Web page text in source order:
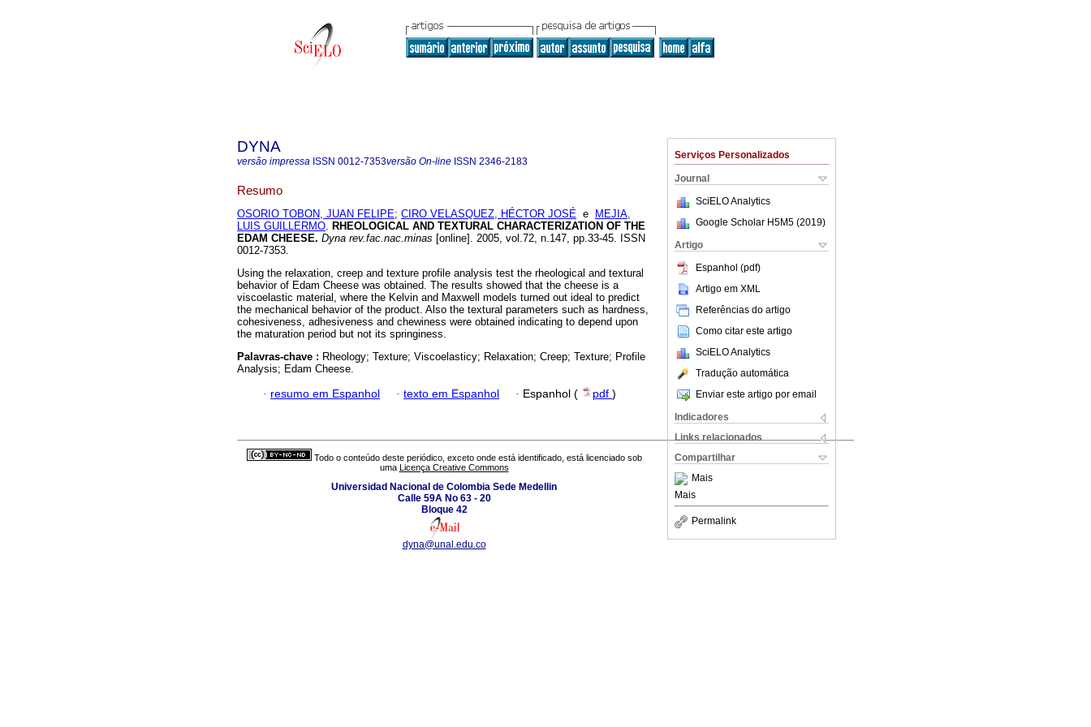
Serviços Personalizados
Journal
SciELO Analytics
Google Scholar H5M5 (2019)
Artigo
Espanhol (pdf)
Artigo em XML
Referências do artigo
Como citar este artigo
SciELO Analytics
Tradução automática
Enviar este artigo por email
Indicadores
Links relacionados
Compartilhar
Mais
Mais
Permalink
DYNA
versão impressa ISSN 0012-7353versão On-line ISSN 2346-2183
Resumo
OSORIO TOBON, JUAN FELIPE; CIRO VELASQUEZ, HÉCTOR JOSÉ e
MEJIA,
LUIS GUILLERMO. RHEOLOGICAL AND TEXTURAL CHARACTERIZATION OF THE
EDAM CHEESE. Dyna rev.fac.nac.minas [online]. 2005, vol.72, n.147, pp.33-45. ISSN
0012-7353.
Using the relaxation, creep and texture profile analysis test the rheological and textural
behavior of Edam Cheese was obtained. The results showed that the cheese is a
viscoelastic material, where the Kelvin and Maxwell models turned out ideal to predict
the mechanical behavior of the product. Also the textural parameters such as hardness,
cohesiveness, adhesiveness and chewiness were obtained indicating to depend upon
the maturation period but not its springiness.
Palavras-chave : Rheology; Texture; Viscoelasticy; Relaxation; Creep; Texture; Profile
Analysis; Edam Cheese.
· resumo em Espanhol · texto em Espanhol · Espanhol ( pdf )
Todo o conteúdo deste periódico, exceto onde está identificado, está licenciado sob
uma Licença Creative Commons
Universidad Nacional de Colombia Sede Medellin
Calle 59A No 63 - 20
Bloque 42
dyna@unal.edu.co